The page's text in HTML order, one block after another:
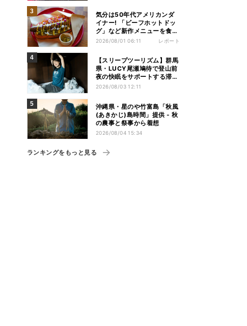
気分は50年代アメリカンダ
イナー! 「ビーフホットドッ
グ」など新作メニューを食べ
てきた【1955 東京ベイ by
2026/08/01 06:11 レポート
【スリープツーリズム】群馬
県・LUCY尾瀬鳩待で登山前
夜の快眠をサポートする滞在
プラン提供 - 「ヒツジのいら
2026/08/03 12:11
沖縄県・星のや竹富島「秋風
(あきかじ)島時間」提供 - 秋
の農事と祭事から着想
2026/08/04 15:34
ランキングをもっと見る